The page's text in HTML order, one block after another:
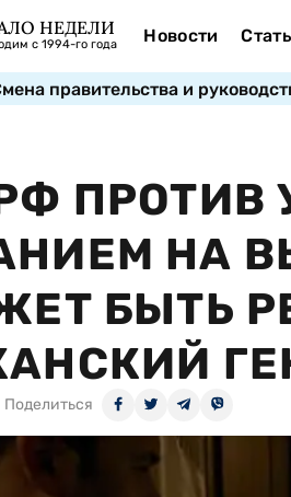
НЕДЕЛИ
с 1994-го года Новости
правительства и
ПРОТИВ
НА
БЫТЬ
Поделиться